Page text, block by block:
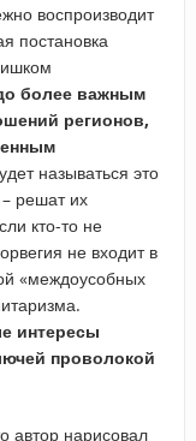
воспроизводит
постановка
более важным
регионов,
называться это
решат их
кто-то не
не входит в
«междоусобных
интересы
проволокой
автор нарисовал